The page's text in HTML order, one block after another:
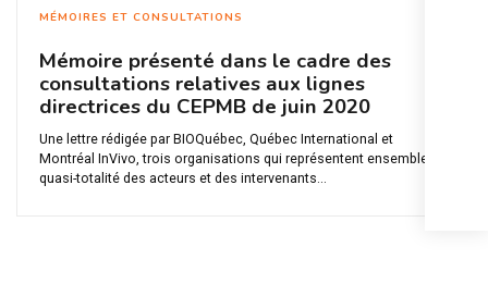
MÉMOIRES ET CONSULTATIONS
Mémoire présenté dans le cadre des
consultations relatives aux lignes
directrices du CEPMB de juin 2020
Une lettre rédigée par BIOQuébec, Québec International et
Montréal InVivo, trois organisations qui représentent ensemble la
quasi-totalité des acteurs et des intervenants...